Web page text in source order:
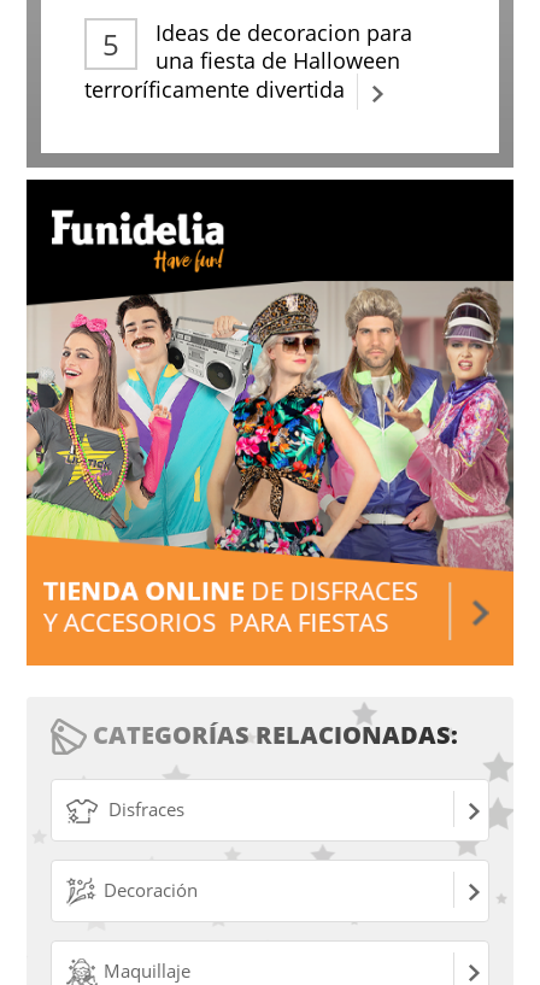
Ideas de decoracion para
una fiesta de Halloween
terroríficamente divertida
CATEGORÍAS RELACIONADAS:
Disfraces
Decoración
Maquillaje